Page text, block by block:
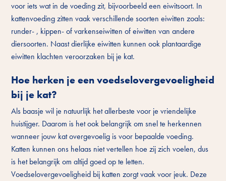
voor iets wat in de voeding zit, bijvoorbeeld een eiwitsoort. In
kattenvoeding zitten vaak verschillende soorten eiwitten zoals:
runder- , kippen- of varkenseiwitten of eiwitten van andere
diersoorten. Naast dierlijke eiwitten kunnen ook plantaardige
eiwitten klachten veroorzaken bij je kat.
Hoe herken je een voedselovergevoeligheid
bij je kat?
Als baasje wil je natuurlijk het allerbeste voor je vriendelijke
huistijger. Daarom is het ook belangrijk om snel te herkennen
wanneer jouw kat overgevoelig is voor bepaalde voeding.
Katten kunnen ons helaas niet vertellen hoe zij zich voelen, dus
is het belangrijk om altijd goed op te letten.
Voedselovergevoeligheid bij katten zorgt vaak voor jeuk. Deze